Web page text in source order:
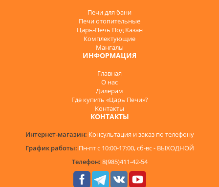
Печи для бани
Печи отопительные
Царь-Печь Под Казан
Комплектующие
Мангалы
ИНФОРМАЦИЯ
Главная
О нас
Дилерам
Где купить «Царь Печи»?
Контакты
КОНТАКТЫ
Интернет-магазин: Консультация и заказ по телефону
График работы: Пн-пт с 10:00-17:00, сб-вс - ВЫХОДНОЙ
Телефон: 8(985)411-42-54